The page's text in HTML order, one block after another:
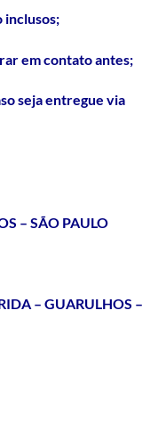
inclusos;
em contato antes;
seja entregue via
– SÃO PAULO
– GUARULHOS –